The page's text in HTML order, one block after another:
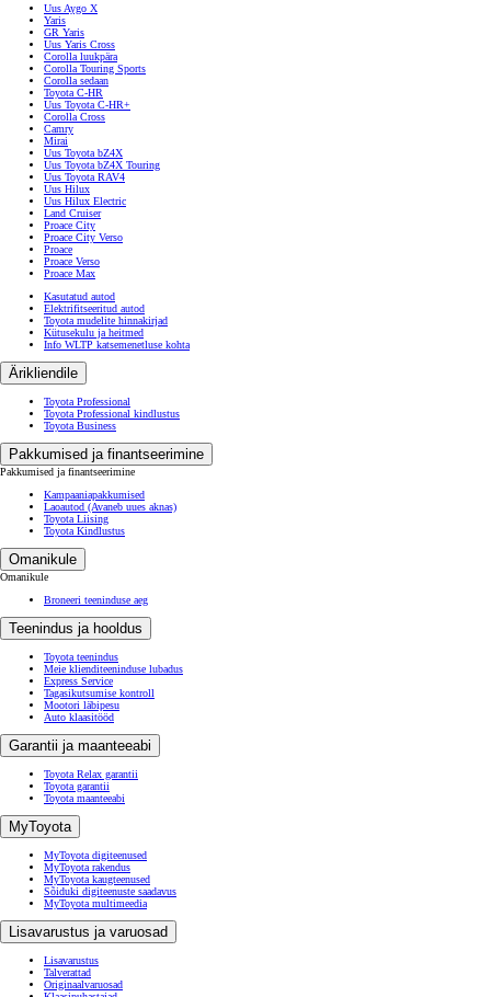
Uus Aygo X
Yaris
GR Yaris
Uus Yaris Cross
Corolla luukpära
Corolla Touring Sports
Corolla sedaan
Toyota C-HR
Uus Toyota C-HR+
Corolla Cross
Camry
Mirai
Uus Toyota bZ4X
Uus Toyota bZ4X Touring
Uus Toyota RAV4
Uus Hilux
Uus Hilux Electric
Land Cruiser
Proace City
Proace City Verso
Proace
Proace Verso
Proace Max
Kasutatud autod
Elektrifitseeritud autod
Toyota mudelite hinnakirjad
Kütusekulu ja heitmed
Info WLTP katsemenetluse kohta
Ärikliendile
Toyota Professional
Toyota Professional kindlustus
Toyota Business
Pakkumised ja finantseerimine
Pakkumised ja finantseerimine
Kampaaniapakkumised
Laoautod (Avaneb uues aknas)
Toyota Liising
Toyota Kindlustus
Omanikule
Omanikule
Broneeri teeninduse aeg
Teenindus ja hooldus
Toyota teenindus
Meie klienditeeninduse lubadus
Express Service
Tagasikutsumise kontroll
Mootori läbipesu
Auto klaasitööd
Garantii ja maanteeabi
Toyota Relax garantii
Toyota garantii
Toyota maanteeabi
MyToyota
MyToyota digiteenused
MyToyota rakendus
MyToyota kaugteenused
Sõiduki digiteenuste saadavus
MyToyota multimeedia
Lisavarustus ja varuosad
Lisavarustus
Talverattad
Originaalvaruosad